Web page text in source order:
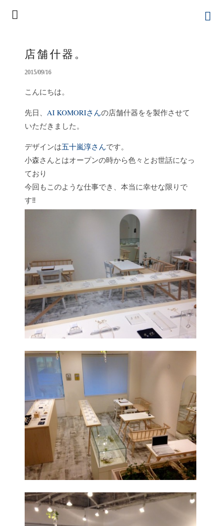
店舗什器。
2015/09/16
こんにちは。
先日、 AI KOMORIさんの店舗什器をを製作させて
いただきました。
デザインは五十嵐淳さんです。
小森さんとはオープンの時から色々とお世話になっ
ており
今回もこのような仕事でき、本当に幸せな限りで
す‼︎